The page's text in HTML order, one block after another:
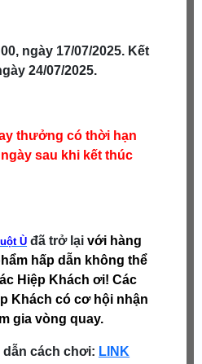
ngày 17/07/2025. Kết
24/07/2025.
thưởng có thời hạn
sau khi kết thúc
Ù đã trở lạivới hàng
hấp dẫn không thể
Hiệp Khách ơi! Các
Khách có cơ hội nhận
gia vòng quay.
cách chơi: LINK